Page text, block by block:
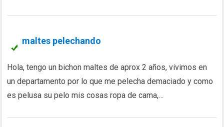
maltes pelechando
Hola, tengo un bichon maltes de aprox 2 años, vivimos en
un departamento por lo que me pelecha demaciado y como
es pelusa su pelo mis cosas ropa de cama,…